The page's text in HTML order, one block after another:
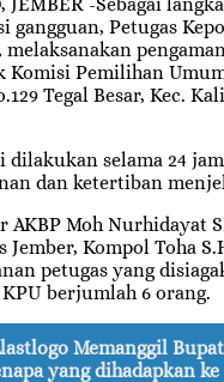
JEMBER -Sebagai
gangguan, Petugas
melaksanakan
Komisi Pemilihan
Tegal Besar, Kec.
dilakukan selama 24
dan ketertiban
AKBP Moh Nurhidayat
Jember, Kompol Toha
petugas yang
berjumlah 6 orang.
Memanggil
yang dihadapkan ke